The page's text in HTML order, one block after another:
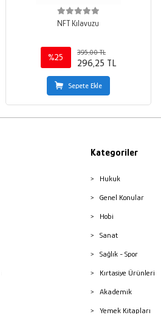
NFT Kılavuzu
%25
395,00 TL
296,25 TL
Sepete Ekle
Kategoriler
Hukuk
Genel Konular
Hobi
Sanat
Sağlık - Spor
Kırtasiye Ürünleri
Akademik
Yemek Kitapları